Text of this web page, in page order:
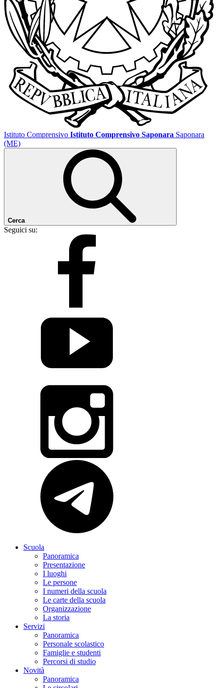
Istituto Comprensivo Istituto Comprensivo Saponara Saponara
(ME)
Cerca
Seguici su:
Scuola
Panoramica
Presentazione
I luoghi
Le persone
I numeri della scuola
Le carte della scuola
Organizzazione
La storia
Servizi
Panoramica
Personale scolastico
Famiglie e studenti
Percorsi di studio
Novità
Panoramica